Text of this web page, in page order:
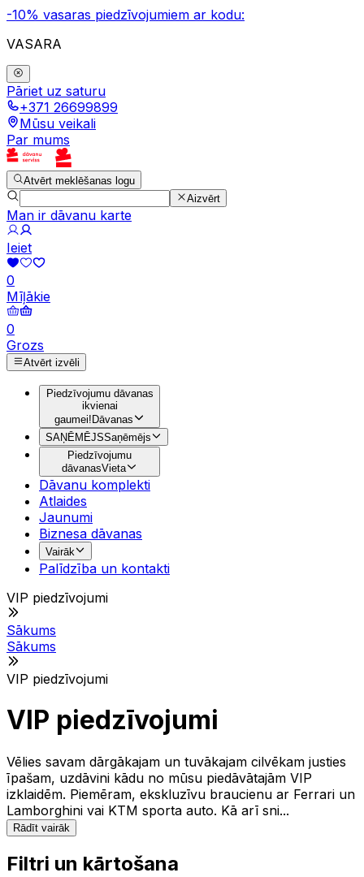
-10% vasaras piedzīvojumiem ar kodu:
VASARA
Pāriet uz saturu
+371 26699899
Mūsu veikali
Par mums
Atvērt meklēšanas logu
Aizvērt
Man ir dāvanu karte
Ieiet
0
Mīļākie
0
Grozs
Atvērt izvēli
Piedzīvojumu dāvanas
ikvienai
gaumei!Dāvanas
SAŅĒMĒJSSaņēmējs
Piedzīvojumu
dāvanasVieta
Dāvanu komplekti
Atlaides
Jaunumi
Biznesa dāvanas
Vairāk
Palīdzība un kontakti
VIP piedzīvojumi
Sākums
Sākums
VIP piedzīvojumi
VIP piedzīvojumi
Vēlies savam dārgākajam un tuvākajam cilvēkam justies
īpašam, uzdāvini kādu no mūsu piedāvātajām VIP
izklaidēm. Piemēram, ekskluzīvu braucienu ar Ferrari un
Lamborghini vai KTM sporta auto. Kā arī sni...
Rādīt vairāk
Filtri un kārtošana